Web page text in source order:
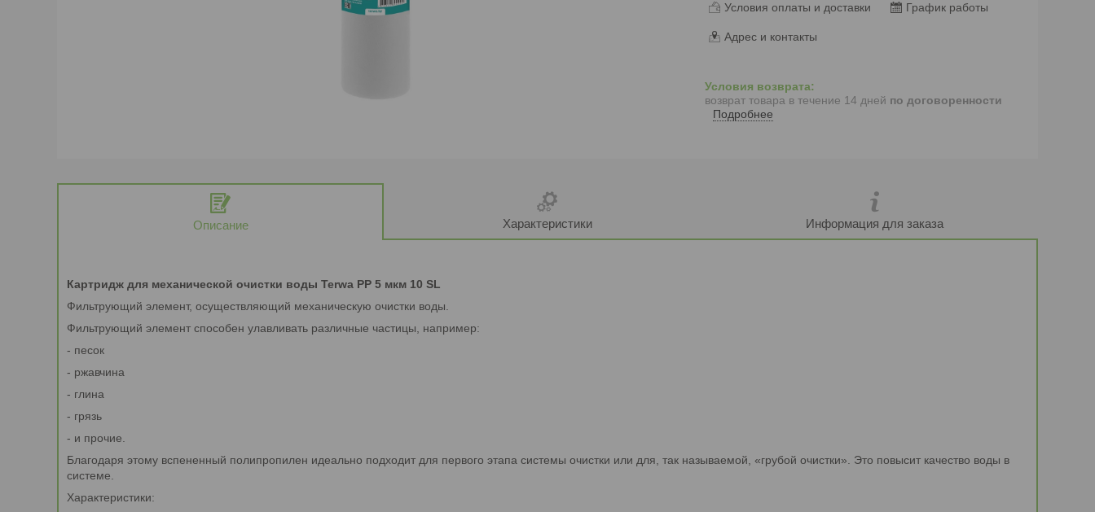
Условия оплаты и доставки График работы
Адрес и контакты
возврат товара в течение 14 дней по договоренности
Подробнее
Описание Характеристики Информация для заказа
Картридж для механической очистки воды Terwa PP 5 мкм 10 SL
Фильтрующий элемент, осуществляющий механическую очистки воды.
Фильтрующий элемент способен улавливать различные частицы, например:
- песок
- ржавчина
- глина
- грязь
- и прочие.
Благодаря этому вспененный полипропилен идеально подходит для первого этапа системы очистки или для, так называемой, «грубой очистки». Это повысит качество воды в
системе.
Характеристики: